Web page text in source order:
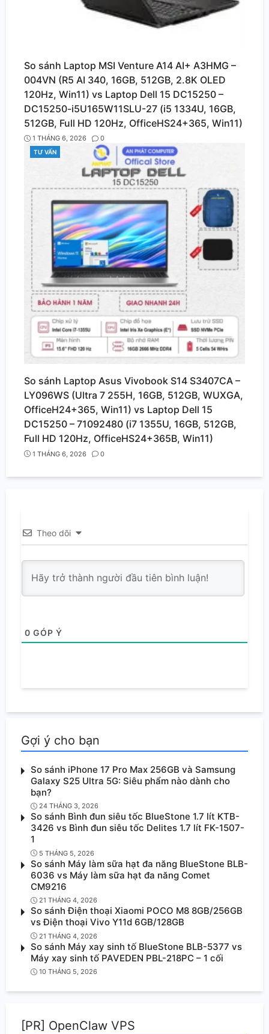
So sánh Laptop MSI Venture A14 AI+ A3HMG –
004VN (R5 AI 340, 16GB, 512GB, 2.8K OLED
120Hz, Win11) vs Laptop Dell 15 DC15250 –
DC15250-i5U165W11SLU-27 (i5 1334U, 16GB,
512GB, Full HD 120Hz, OfficeHS24+365, Win11)
1 THÁNG 6, 2026
0
CATEGORIES
TƯ VẤN
So sánh Laptop Asus Vivobook S14 S3407CA –
LY096WS (Ultra 7 255H, 16GB, 512GB, WUXGA,
OfficeH24+365, Win11) vs Laptop Dell 15
DC15250 – 71092480 (i7 1355U, 16GB, 512GB,
Full HD 120Hz, OfficeHS24+365B, Win11)
1 THÁNG 6, 2026 0
Theo dõi
0 GÓP Ý
Gợi ý cho bạn
So sánh iPhone 17 Pro Max 256GB và Samsung
Galaxy S25 Ultra 5G: Siêu phẩm nào dành cho
bạn?
24 THÁNG 3, 2026
So sánh Bình đun siêu tốc BlueStone 1.7 lít KTB-
3426 vs Bình đun siêu tốc Delites 1.7 lít FK-1507-
1
5 THÁNG 5, 2026
So sánh Máy làm sữa hạt đa năng BlueStone BLB-
6036 vs Máy làm sữa hạt đa năng Comet
CM9216
21 THÁNG 4, 2026
So sánh Điện thoại Xiaomi POCO M8 8GB/256GB
vs Điện thoại Vivo Y11d 6GB/128GB
21 THÁNG 4, 2026
So sánh Máy xay sinh tố BlueStone BLB-5377 vs
Máy xay sinh tố PAVEDEN PBL-218PC – 1 cối
10 THÁNG 5, 2026
[PR] OpenClaw VPS